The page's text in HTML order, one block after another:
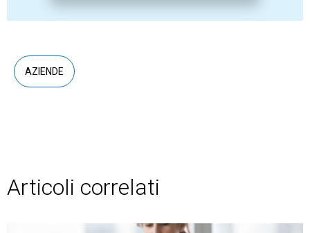
AZIENDE
Articoli correlati